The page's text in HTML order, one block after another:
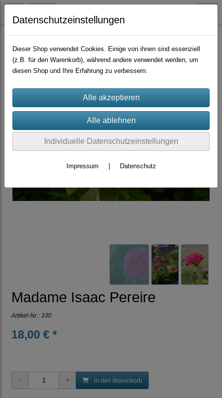
Container-Rosen Bourbon-Hybriden
Madame Isaac Pereire
Artikel-Nr.: 330
18,00 € *
in den Warenkorb
Datenschutzeinstellungen
Dieser Shop verwendet Cookies. Einige von ihnen sind essenziell
(z.B. für den Warenkorb), während andere verwendet werden, um
diesen Shop und Ihre Erfahrung zu verbessern.
Individuelle Datenschutzeinstellungen
Impressum Datenschutz